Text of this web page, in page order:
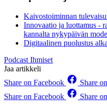
Kaivostoiminnan
Innovaatio ja luottamus -
kannalta nykypäivän
Digitaalinen puolustus
Podcast Ihmiset
Jaa artikkeli
Share on Facebook
Share
Share on Facebook
Share